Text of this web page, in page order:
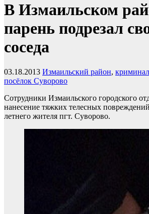
В Измаильском
парень подрезал
соседа
03.18.2013 Измаильский район, криминал
посёлок Суворово
Сотрудники Измаильского городского
нанесение тяжких телесных
летнего жителя пгт. Суворово.